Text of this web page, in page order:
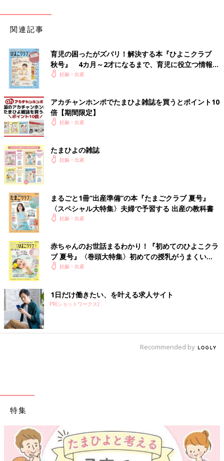
関連記事
育児の困ったがズバリ！解決する本『ひよこクラブ
秋号』 4カ月～2才になるまで、育児に役立つ情報が
いっぱい！
妊娠・出産
アカチャンホンポでたまひよ雑誌を買うとポイント10
倍【期間限定】
妊娠・出産
たまひよの雑誌
妊娠・出産
まるごと1冊“出産準備”の本『たまごクラブ 夏号』
〈スペシャル大特集〉夫婦で予習する 出産の教科書
妊娠・出産
赤ちゃんのお世話まるわかり！『初めてのひよこクラ
ブ 夏号』〈巻頭大特集〉初めての授乳がうまくい
く！ おっぱい・ミルクの基本と夏のトラブル 解決テ
妊娠・出産
1日だけ働きたい、を叶える求人サイト
PR(ショットワークス)
Recommended by
特集